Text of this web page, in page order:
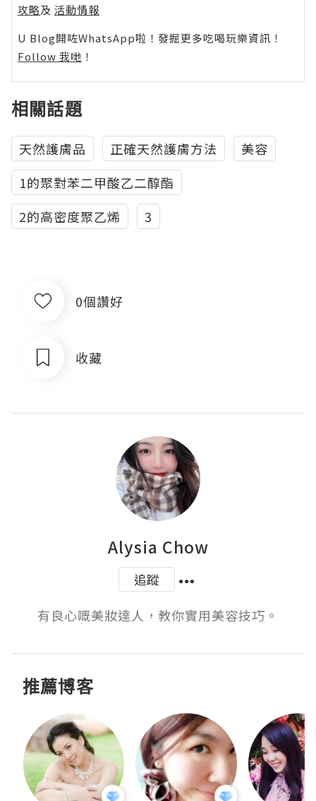
攻略及 活動情報
U Blog開咗WhatsApp啦！發掘更多吃喝玩樂資訊！
Follow 我哋 ！
相關話題
天然護膚品 正確天然護膚方法
美容
1的聚對苯二甲酸乙二醇酯
2的高密度聚乙烯
3
0個讚好
收藏
Alysia Chow
追蹤
有良心嘅美妝達人，教你實用美容技巧。
推薦博客